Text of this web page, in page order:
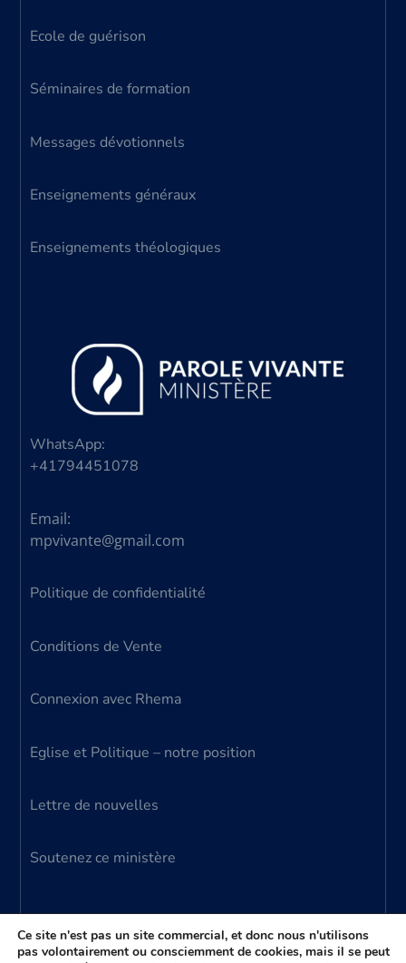
Ecole de guérison
Séminaires de formation
Messages dévotionnels
Enseignements généraux
Enseignements théologiques
WhatsApp:
+41794451078
Email:
mpvivante@gmail.com
Politique de confidentialité
Conditions de Vente
Connexion avec Rhema
Eglise et Politique – notre position
Lettre de nouvelles
Soutenez ce ministère
Ce site n'est pas un site commercial, et donc nous n'utilisons
pas volontairement ou consciemment de cookies, mais il se peut